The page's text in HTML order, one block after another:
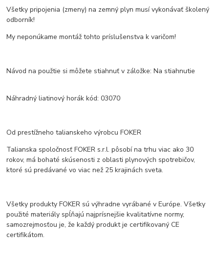
Všetky pripojenia (zmeny) na zemný plyn musí vykonávať školený
odborník!
My neponúkame montáž tohto príslušenstva k varičom!
Návod na použtie si môžete stiahnuť v záložke: Na stiahnutie
Náhradný liatinový horák kód: 03070
Od prestížneho talianskeho výrobcu FOKER
Talianska spoločnosť FOKER s.r.l. pôsobí na trhu viac ako 30
rokov, má bohaté skúsenosti z oblasti plynových spotrebičov,
ktoré sú predávané vo viac než 25 krajinách sveta.
Všetky produkty FOKER sú výhradne vyrábané v Európe. Všetky
použité materiály spĺňajú najprísnejšie kvalitatívne normy,
samozrejmosťou je, že každý produkt je certifikovaný CE
certifikátom.